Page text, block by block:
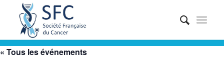
« Tous les événements